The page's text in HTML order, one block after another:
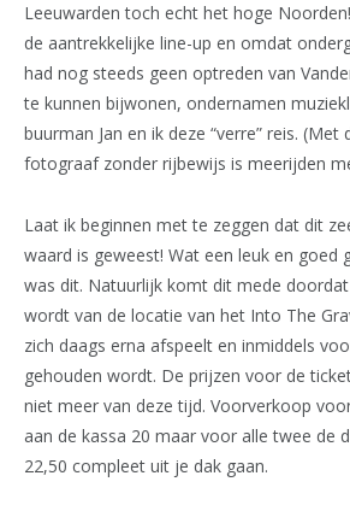
Leeuwarden toch echt het hoge
de aantrekkelijke line-up en omdat
had nog steeds geen optreden van
te kunnen bijwonen, ondernamen
buurman Jan en ik deze “verre” reis.
fotograaf zonder rijbewijs is meerijden
Laat ik beginnen met te zeggen dat dit
waard is geweest! Wat een leuk en goed
was dit. Natuurlijk komt dit mede
wordt van de locatie van het Into The
zich daags erna afspeelt en inmiddels
gehouden wordt. De prijzen voor de
niet meer van deze tijd. Voorverkoop
aan de kassa 20 maar voor alle twee de
22,50 compleet uit je dak gaan.